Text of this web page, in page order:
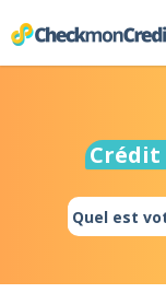
Crédit